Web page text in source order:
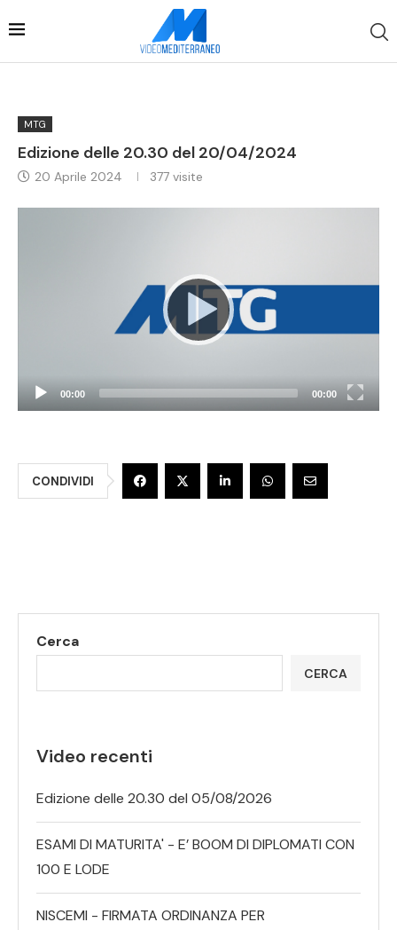
MTG
Edizione delle 20.30 del 20/04/2024
20 Aprile 2024 377 visite
00:00 00:00
CONDIVIDI
Cerca
CERCA
Video recenti
Edizione delle 20.30 del 05/08/2026
ESAMI DI MATURITA' - E’ BOOM DI DIPLOMATI CON
100 E LODE
NISCEMI - FIRMATA ORDINANZA PER